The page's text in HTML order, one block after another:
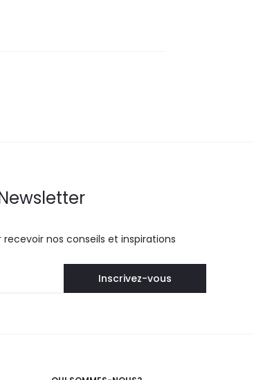
nos conseils et inspirations